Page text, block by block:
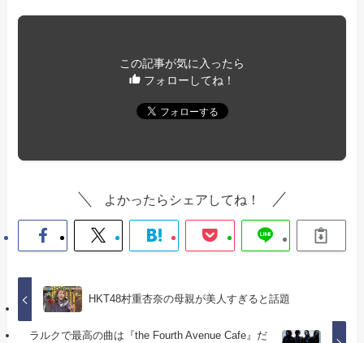
この記事が気に入ったら
フォローしてね！
よかったらシェアしてね！
HKT48村重杏奈の母親が美人すぎると話題
ラルクで最高の曲は『the Fourth Avenue Cafe』だ